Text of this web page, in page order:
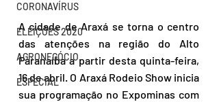
CORONAVÍRUS
ELEIÇÕES 2020
AGRONEGÓCIO
ESPECIAL
A cidade de Araxá se torna o centro
das atenções na região do Alto
Paranaíba a partir desta quinta-feira,
16 de abril. O Araxá Rodeio Show inicia
sua programação no Expominas com